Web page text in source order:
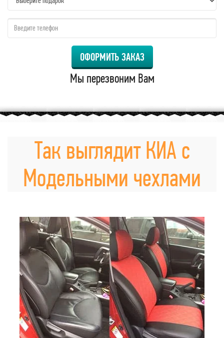
ОФОРМИТЬ ЗАКАЗ
Мы перезвоним Вам
Так выглядит КИА с
Модельными чехлами